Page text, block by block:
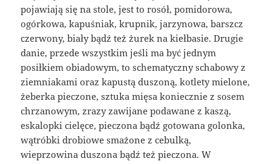
pojawiają się na stole, jest to rosół, pomidorowa,
ogórkowa, kapuśniak, krupnik, jarzynowa, barszcz
czerwony, biały bądź też żurek na kiełbasie. Drugie
danie, przede wszystkim jeśli ma być jednym
posiłkiem obiadowym, to schematyczny schabowy z
ziemniakami oraz kapustą duszoną, kotlety mielone,
żeberka pieczone, sztuka mięsa koniecznie z sosem
chrzanowym, zrazy zawijane podawane z kaszą,
eskalopki cielęce, pieczona bądź gotowana golonka,
wątróbki drobiowe smażone z cebulką,
wieprzowina duszona bądź też pieczona. W